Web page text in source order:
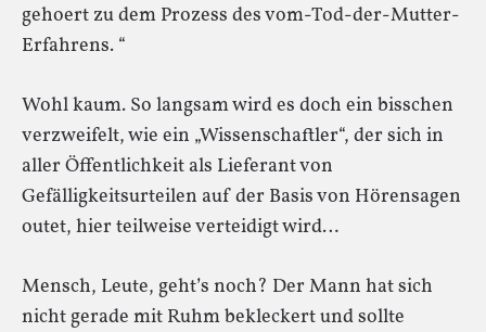
gehoert zu dem Prozess des vom-Tod-der-Mutter-
Erfahrens. “
Wohl kaum. So langsam wird es doch ein bisschen
verzweifelt, wie ein „Wissenschaftler“, der sich in
aller Öffentlichkeit als Lieferant von
Gefälligkeitsurteilen auf der Basis von Hörensagen
outet, hier teilweise verteidigt wird…
Mensch, Leute, geht’s noch? Der Mann hat sich
nicht gerade mit Ruhm bekleckert und sollte